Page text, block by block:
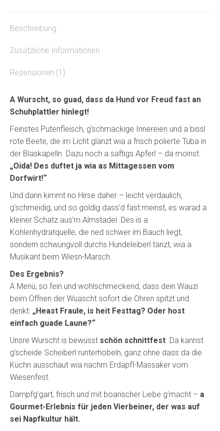
Beschreibung
Zusätzliche Informationen
Rezensionen (1)
A Wurscht, so guad, dass da Hund vor Freud fast an
Schuhplattler hinlegt!
Feinstes Putenfleisch, g’schmackige Innereien und a bissl
rote Beete, die im Licht glänzt wia a frisch polierte Tuba in
der Blaskapelln. Dazu noch a saftigs Apferl – da moinst:
„Oida! Des duftet ja wia as Mittagessen vom
Dorfwirt!“
Und dann kimmt no Hirse daher – leicht verdaulich,
g’schmeidig, und so goldig dass’d fast meinst, es warad a
kleiner Schatz aus’m Almstadel. Des is a
Kohlenhydratquelle, die ned schwer im Bauch liegt,
sondern schwungvoll durchs Hundeleiberl tanzt, wia a
Musikant beim Wiesn-Marsch.
Des Ergebnis?
A Menü, so fein und wohlschmeckend, dass dein Wauzi
beim Öffnen der Wuascht sofort die Ohren spitzt und
denkt: „Heast Fraule, is heit Festtag? Oder host
einfach guade Laune?“
Unsre Wurscht is bewusst schön schnittfest. Da kannst
g’scheide Scheiberl runterhobeln, ganz ohne dass da die
Küchn ausschaut wia nachm Erdäpfl-Massaker vom
Wiesenfest.
Dampfg’gart, frisch und mit boarischer Liebe g’macht – a
Gourmet-Erlebnis für jeden Vierbeiner, der was auf
sei Napfkultur hält.